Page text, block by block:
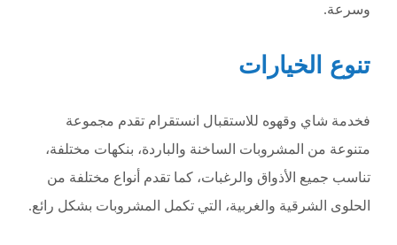
وسرعة.
تنوع الخيارات
فخدمة شاي وقهوه للاستقبال انستقرام تقدم مجموعة
متنوعة من المشروبات الساخنة والباردة، بنكهات مختلفة،
تناسب جميع الأذواق والرغبات، كما تقدم أنواع مختلفة من
الحلوى الشرقية والغربية، التي تكمل المشروبات بشكل رائع.